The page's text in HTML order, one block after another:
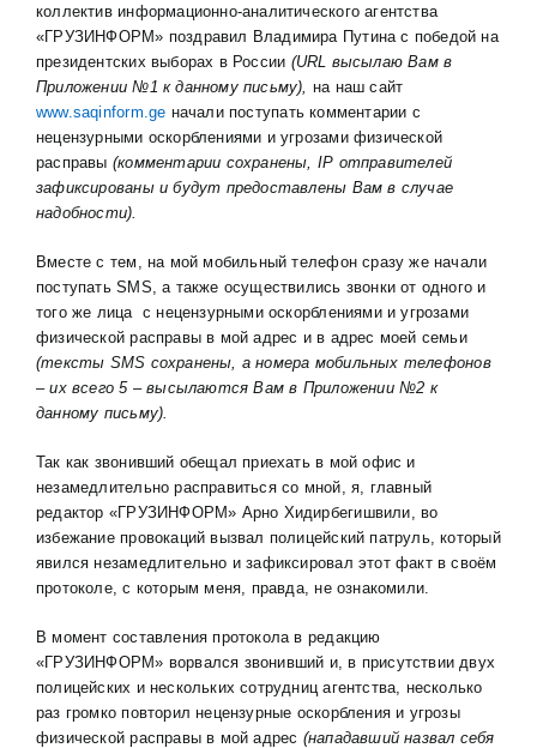
коллектив информационно-аналитического агентства
«ГРУЗИНФОРМ» поздравил Владимира Путина с победой на
президентских выборах в России (URL высылаю Вам в
Приложении №1 к данному письму),
на наш сайт
www.saqinform.ge начали поступать комментарии с
нецензурными оскорблениями и угрозами физической
расправы (комментарии сохранены, IP отправителей
зафиксированы и будут предоставлены Вам в случае
надобности).
Вместе с тем, на мой мобильный телефон сразу же начали
поступать SMS, а также осуществились звонки от одного и
того же лица с нецензурными оскорблениями и угрозами
физической расправы в мой адрес и в адрес моей семьи
(тексты SMS сохранены, а номера мобильных телефонов
– их всего 5 – высылаются Вам в Приложении №2 к
данному письму).
Так как звонивший обещал приехать в мой офис и
незамедлительно расправиться со мной, я, главный
редактор «ГРУЗИНФОРМ» Арно Хидирбегишвили, во
избежание провокаций вызвал полицейский патруль, который
явился незамедлительно и зафиксировал этот факт в своём
протоколе, с которым меня, правда, не ознакомили.
В момент составления протокола в редакцию
«ГРУЗИНФОРМ» ворвался звонивший и, в присутствии двух
полицейских и нескольких сотрудниц агентства, несколько
раз громко повторил нецензурные оскорбления и угрозы
физической расправы в мой адрес (нападавший назвал себя